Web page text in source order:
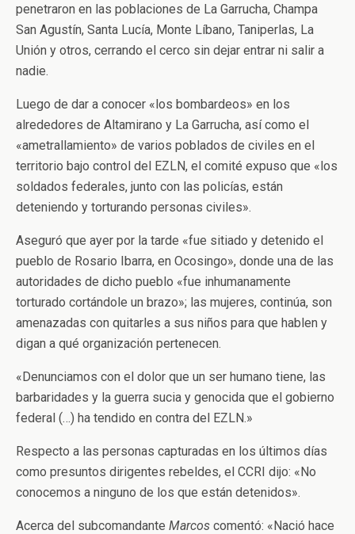
penetraron en las poblaciones de La Garrucha, Champa
San Agustín, Santa Lucía, Monte Líbano, Taniperlas, La
Unión y otros, cerrando el cerco sin dejar entrar ni salir a
nadie.
Luego de dar a conocer «los bombardeos» en los
alrededores de Altamirano y La Garrucha, así como el
«ametrallamiento» de varios poblados de civiles en el
territorio bajo control del EZLN, el comité expuso que «los
soldados federales, junto con las policías, están
deteniendo y torturando personas civiles».
Aseguró que ayer por la tarde «fue sitiado y detenido el
pueblo de Rosario Ibarra, en Ocosingo», donde una de las
autoridades de dicho pueblo «fue inhumanamente
torturado cortándole un brazo»; las mujeres, continúa, son
amenazadas con quitarles a sus niños para que hablen y
digan a qué organización pertenecen.
«Denunciamos con el dolor que un ser humano tiene, las
barbaridades y la guerra sucia y genocida que el gobierno
federal (…) ha tendido en contra del EZLN.»
Respecto a las personas capturadas en los últimos días
como presuntos dirigentes rebeldes, el CCRI dijo: «No
conocemos a ninguno de los que están detenidos».
Acerca del subcomandante Marcos comentó: «Nació hace